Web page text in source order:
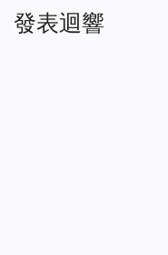
發表迴響